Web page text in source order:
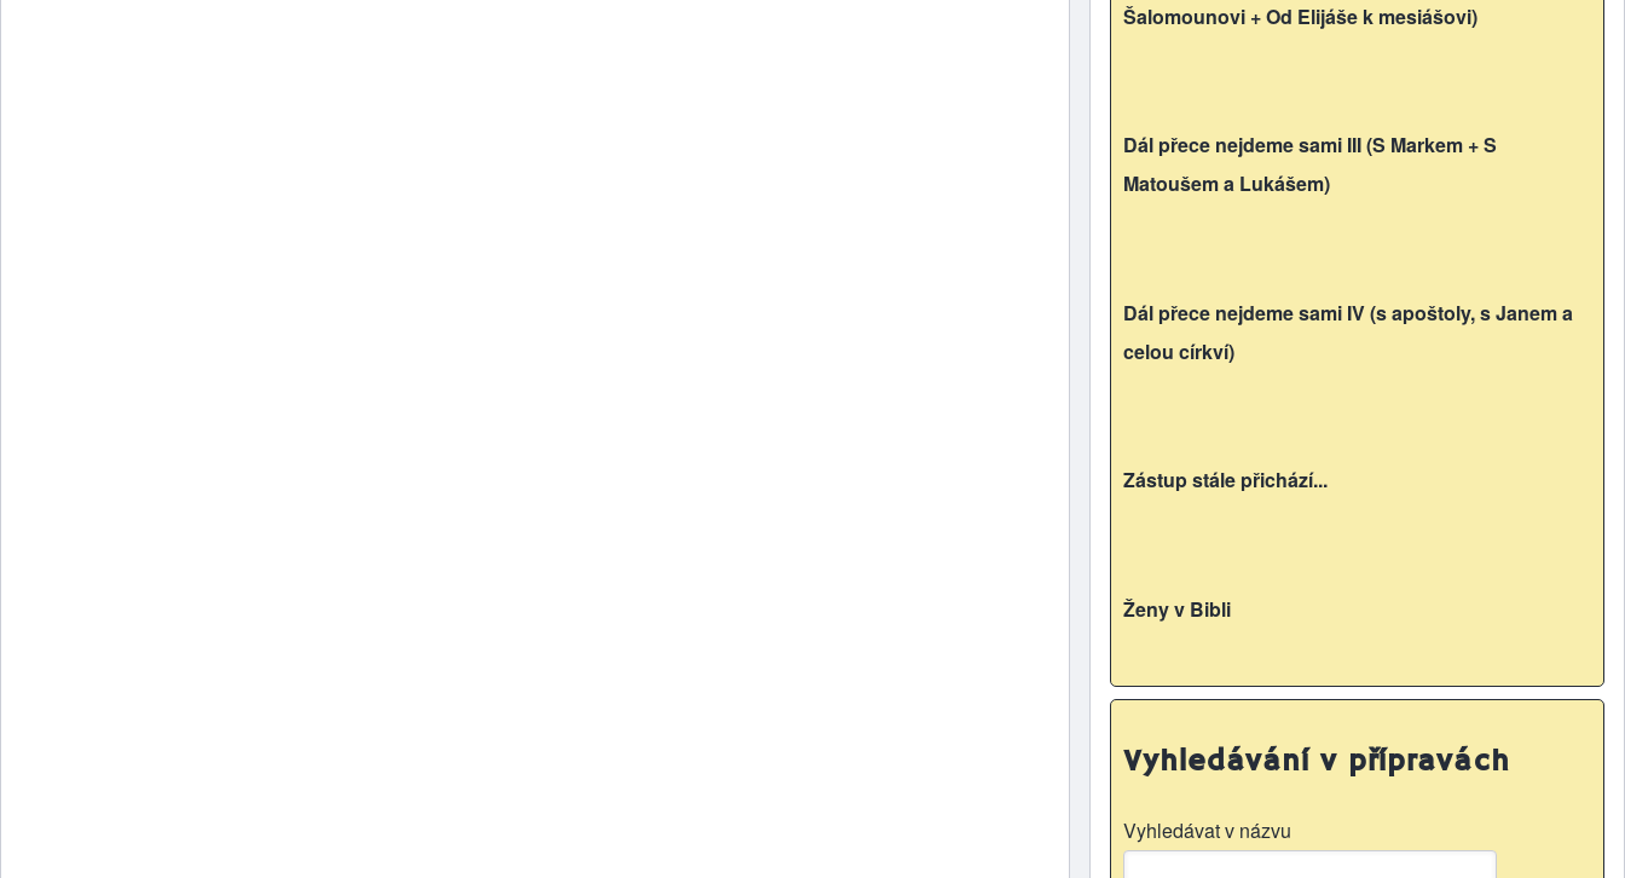
Šalomounovi + Od Elijáše k mesiášovi)
Dál přece nejdeme sami III (S Markem + S
Matoušem a Lukášem)
Dál přece nejdeme sami IV (s apoštoly, s Janem a
celou církví)
Zástup stále přichází...
Ženy v Bibli
Vyhledávání v přípravách
Vyhledávat v názvu